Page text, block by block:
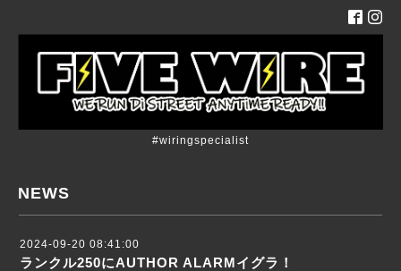
#wiringspecialist
NEWS
2024-09-20 08:41:00
ランクル250にAUTHOR ALARMイグラ！